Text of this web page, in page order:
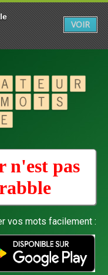
n'est pas
vos mots facilement :
VOIR